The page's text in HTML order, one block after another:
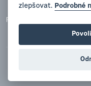
Registrace: Krajský soud
zlepšovat. Podrobné